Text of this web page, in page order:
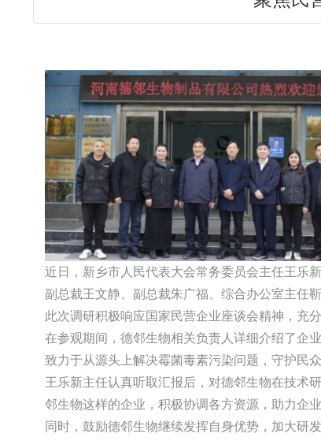
近日，新乡市人民代表大会常务委员会主任王乐
副总裁王文静、副总裁朱广福、综合办公室主任
此次调研积极响应国家民营企业座谈会精神，
在参观期间，德邻生物相关负责人详细介绍了企
致力于从源头上解决霉菌毒素污染问题，守护
王乐新主任认真听取汇报后，对德邻生物在技术
邻生物这样的企业，积极协调各方资源，助力企
同时，鼓励德邻生物继续发挥自身优势，加大